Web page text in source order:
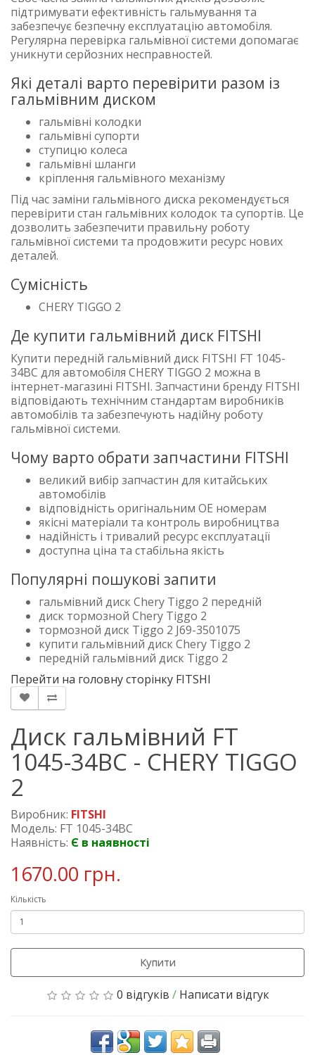
підтримувати ефективність гальмування та
забезпечує безпечну експлуатацію автомобіля.
Регулярна перевірка гальмівної системи допомагає
уникнути серйозних несправностей.
Які деталі варто перевірити разом із
гальмівним диском
гальмівні колодки
гальмівні супорти
ступицю колеса
гальмівні шланги
кріплення гальмівного механізму
Під час заміни гальмівного диска рекомендується
перевірити стан гальмівних колодок та супортів. Це
дозволить забезпечити правильну роботу
гальмівної системи та продовжити ресурс нових
деталей.
Сумісність
CHERY TIGGO 2
Де купити гальмівний диск FITSHI
Купити передній гальмівний диск FITSHI FT 1045-
34BC для автомобіля CHERY TIGGO 2 можна в
інтернет-магазині FITSHI. Запчастини бренду FITSHI
відповідають технічним стандартам виробників
автомобілів та забезпечують надійну роботу
гальмівної системи.
Чому варто обрати запчастини FITSHI
великий вибір запчастин для китайських
автомобілів
відповідність оригінальним OE номерам
якісні матеріали та контроль виробництва
надійність і тривалий ресурс експлуатації
доступна ціна та стабільна якість
Популярні пошукові запити
гальмівний диск Chery Tiggo 2 передній
диск тормозной Chery Tiggo 2
тормозной диск Tiggo 2 J69-3501075
купити гальмівний диск Chery Tiggo 2
передній гальмівний диск Tiggo 2
Перейти на головну сторінку FITSHI
Диск гальмівний FT
1045-34BC - CHERY TIGGO
2
Виробник: FITSHI
Модель: FT 1045-34BC
Наявність: Є в наявності
1670.00 грн.
Кількість
Купити
0 відгуків / Написати відгук